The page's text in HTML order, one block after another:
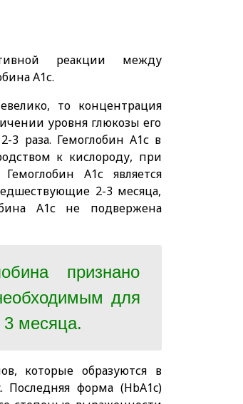
реакции между
А1с.
то концентрация
уровня глюкозы его
раза. Гемоглобин А1с в
к кислороду, при
А1с является
2-3 месяца,
А1с не подвержена
признано
для
3 месяца.
которые образуются в
Последняя форма (HbA1c)